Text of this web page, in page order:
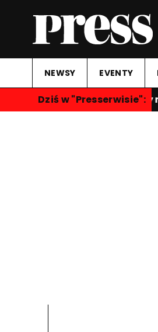
NEWSY EVENTY
Dziś w "Presserwisie":
"Rozmowy